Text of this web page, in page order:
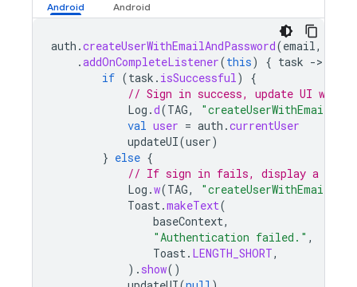
auth .createUserWithEmailAndPassword(email,
.addOnCompleteListener(this) { task -
if (task . isSuccessful)
{
// Sign in success, update UI with
Log .d(TAG,
val user = auth .currentUser
updateUI(user)
} else {
// If sign in fails, display a
Log .w(TAG,
Toast.makeText(
baseContext,
"Authentication failed." ,
Toast. LENGTH_SHORT,
). show()